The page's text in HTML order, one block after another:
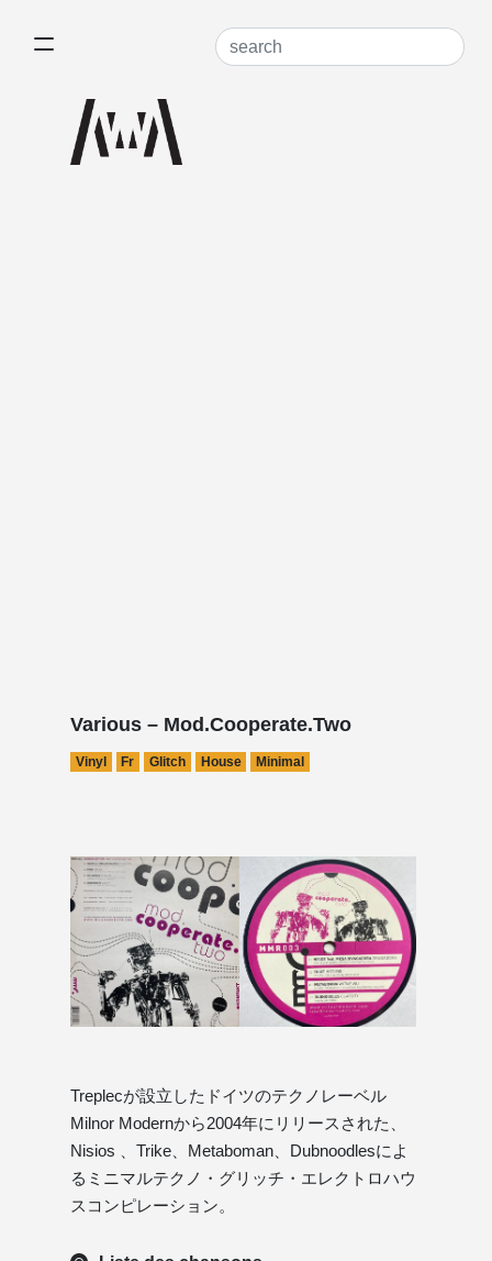
Various – Mod.Cooperate.Two
Vinyl Fr Glitch House Minimal
Treplecが設立したドイツのテクノレーベル
Milnor Modernから2004年にリリースされた、
Nisios 、Trike、Metaboman、Dubnoodlesによ
るミニマルテクノ・グリッチ・エレクトロハウ
スコンピレーション。